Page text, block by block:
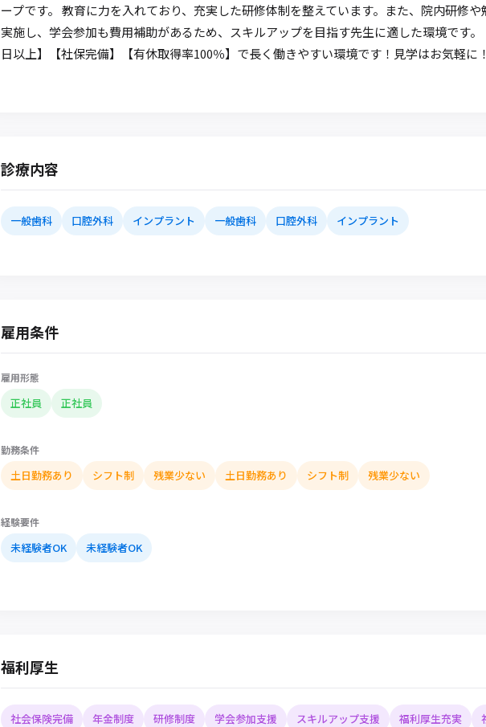
ープです。 教育に力を入れており、充実した研修体制を整えています。また、院内研修
実施し、学会参加も費用補助があるため、スキルアップを目指す先生に適した環境です
日以上】【社保完備】【有休取得率100％】で長く働きやすい環境です！見学はお気軽に
診療内容
一般歯科 口腔外科 インプラント 一般歯科 口腔外科 インプラント
雇用条件
雇用形態
正社員 正社員
勤務条件
土日勤務あり シフト制 残業少ない 土日勤務あり シフト制 残業少ない
経験要件
未経験者OK 未経験者OK
福利厚生
社会保険完備 年金制度 研修制度 学会参加支援 スキルアップ支援 福利厚生充実